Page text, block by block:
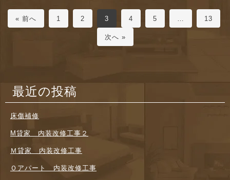
« 前へ 1 2 3 4 5 13
次へ »
最近の投稿
床傷補修
M貸家 内装改修工事２
Ｍ貸家 内装改修工事
Ｏアパート 内装改修工事